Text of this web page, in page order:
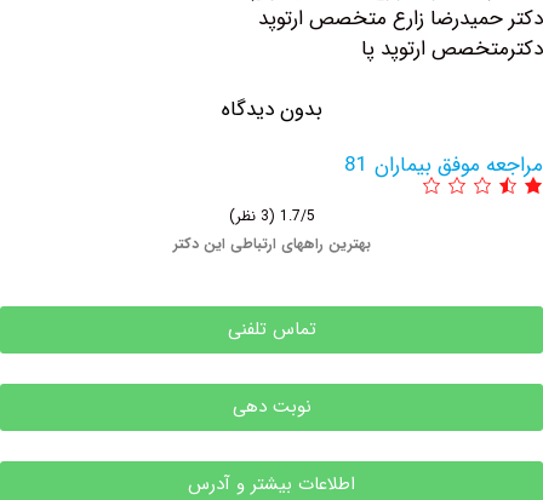
زارع متخصص ارتوپد
ارتوپد پا
بدون دیدگاه
بیماران 81
بهترین راههای ارتباطی این دکتر
تماس تلفنی
نوبت دهی
اطلاعات بیشتر و آدرس